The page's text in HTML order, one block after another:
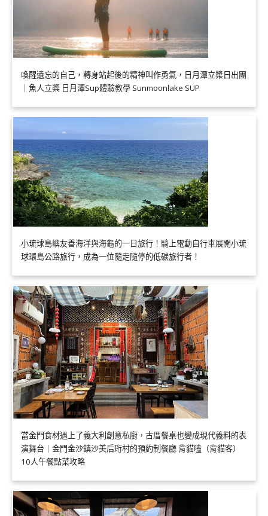
喚醒遺忘的自己，轉身站起後的精神叫作勇氣，日月潭立槳日出團
｜魚人立槳 日月潭Sup體驗教學 Sunmoonlake SUP
小琉球島嶼友善海洋與海龜的一日旅行！騎上電動自行車展開小琉
球環島公路旅行，成為一位隨走隨停的低碳旅行者！
當金門食材遇上了義大利創意私廚，古厝餐桌也變成現代義料的表
演舞台｜金門金沙鎮沙美后珩村的預約制餐廳 背貓嗑（背貓客）
10人午餐點菜攻略